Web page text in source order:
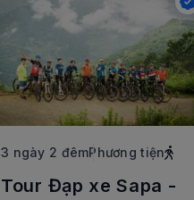
3 ngày 2 đêmPhương tiện
Tour Đạp xe Sapa -